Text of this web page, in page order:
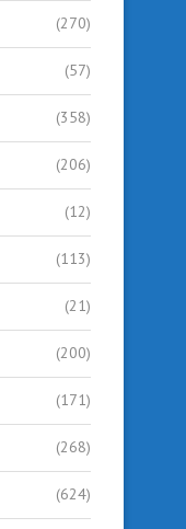
(270)
(57)
(358)
(206)
(12)
(113)
(21)
(200)
(171)
(268)
(624)